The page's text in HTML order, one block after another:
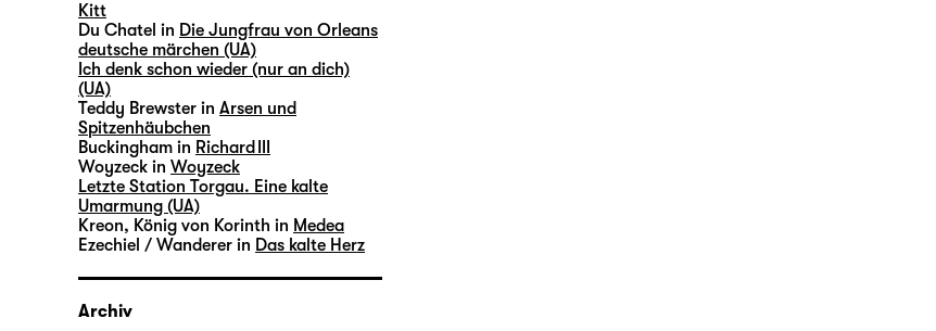
Kitt
Du Chatel in Die Jungfrau von Orleans
deutsche märchen (UA)
Ich denk schon wieder (nur an dich)
(UA)
Teddy Brewster in Arsen und
Spitzenhäubchen
Buckingham in Richard III
Woyzeck in Woyzeck
Letzte Station Torgau. Eine kalte
Umarmung (UA)
Kreon, König von Korinth in Medea
Ezechiel / Wanderer in Das kalte Herz
Archiv